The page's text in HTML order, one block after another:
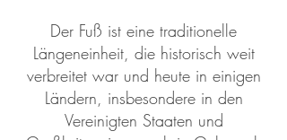
Der Fuß ist eine traditionelle
Längeneinheit, die historisch weit
verbreitet war und heute in einigen
Ländern, insbesondere in den
Vereinigten Staaten und